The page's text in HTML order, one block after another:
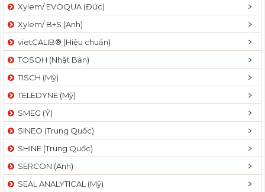
Xylem/ EVOQUA (Đức)
Xylem/ B+S (Anh)
vietCALIB® (Hiệu chuẩn)
TOSOH (Nhật Bản)
TISCH (Mỹ)
TELEDYNE (Mỹ)
SMEG (Ý)
SINEO (Trung Quốc)
SHINE (Trung Quốc)
SERCON (Anh)
SEAL ANALYTICAL (Mỹ)